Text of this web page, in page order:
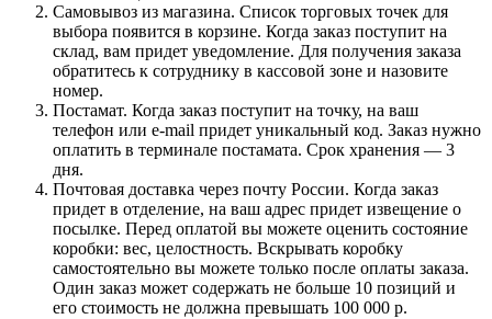
Самовывоз из магазина. Список торговых точек для
выбора появится в корзине. Когда заказ поступит на
склад, вам придет уведомление. Для получения заказа
обратитесь к сотруднику в кассовой зоне и назовите
номер.
Постамат. Когда заказ поступит на точку, на ваш
телефон или e-mail придет уникальный код. Заказ нужно
оплатить в терминале постамата. Срок хранения — 3
дня.
Почтовая доставка через почту России. Когда заказ
придет в отделение, на ваш адрес придет извещение о
посылке. Перед оплатой вы можете оценить состояние
коробки: вес, целостность. Вскрывать коробку
самостоятельно вы можете только после оплаты заказа.
Один заказ может содержать не больше 10 позиций и
его стоимость не должна превышать 100 000 р.